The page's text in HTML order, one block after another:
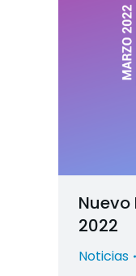
Nuevo
2022
Noticias